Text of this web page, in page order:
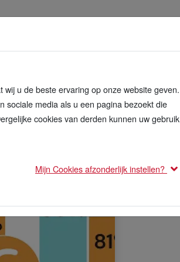
u de beste ervaring op onze website geven.
sociale media als u een pagina bezoekt die
cookies van derden kunnen uw gebruik
Mijn Cookies afzonderlijk instellen?